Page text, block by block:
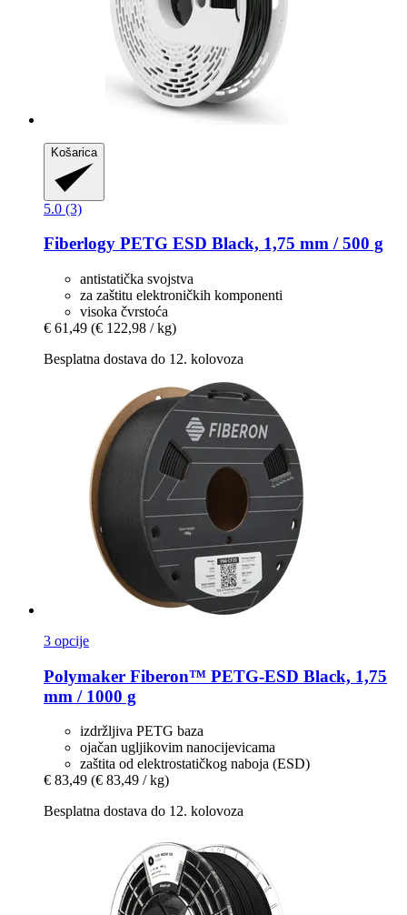
Košarica
5.0 (3)
Fiberlogy PETG ESD Black, 1,75 mm / 500 g
antistatička svojstva
za zaštitu elektroničkih komponenti
visoka čvrstoća
€ 61,49 (€ 122,98 / kg)
Besplatna dostava do 12. kolovoza
3 opcije
Polymaker Fiberon™ PETG-​ESD Black, 1,75
mm / 1000 g
izdržljiva PETG baza
ojačan ugljikovim nanocijevicama
zaštita od elektrostatičkog naboja (ESD)
€ 83,49 (€ 83,49 / kg)
Besplatna dostava do 12. kolovoza